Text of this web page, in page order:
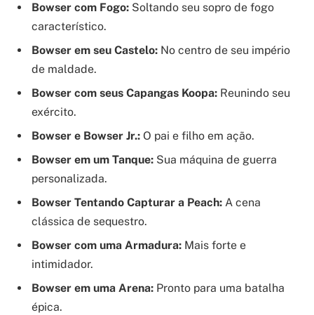
Bowser com Fogo: Soltando seu sopro de fogo
característico.
Bowser em seu Castelo: No centro de seu império
de maldade.
Bowser com seus Capangas Koopa: Reunindo seu
exército.
Bowser e Bowser Jr.: O pai e filho em ação.
Bowser em um Tanque: Sua máquina de guerra
personalizada.
Bowser Tentando Capturar a Peach: A cena
clássica de sequestro.
Bowser com uma Armadura: Mais forte e
intimidador.
Bowser em uma Arena: Pronto para uma batalha
épica.